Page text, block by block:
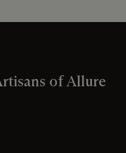
of Allure